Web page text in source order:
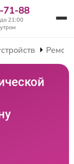
71-88
21:00